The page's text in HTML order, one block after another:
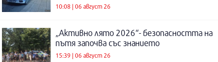
10:08 | 06 август 26
„Активно лято 2026“- безопасността на
пътя започва със знанието
15:39 | 06 август 26